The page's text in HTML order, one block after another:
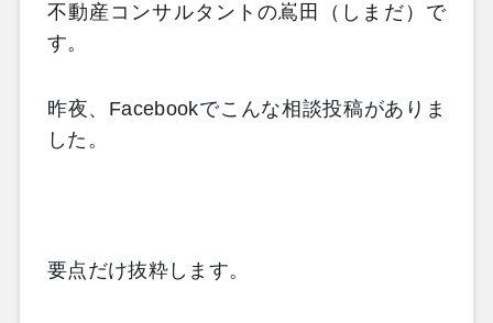
不動産コンサルタントの嶌田（しまだ）で
す。
昨夜、 Facebookでこんな相談投稿がありま
した。
要点だけ抜粋します。